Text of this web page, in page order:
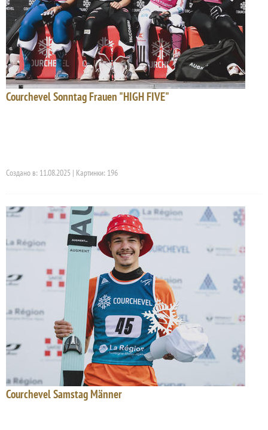
Courchevel Sonntag Frauen "HIGH FIVE"
Создано в: 11.08.2025 | Картинки: 196
Courchevel Samstag Männer